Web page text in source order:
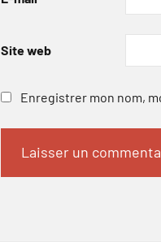
Site web
Enregistrer mon nom,